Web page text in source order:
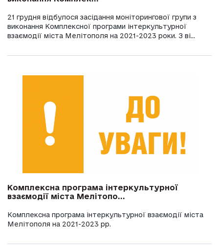
21 грудня відбулося засідання моніторингової групи з
виконання Комплексної програми інтеркультурної
взаємодії міста Мелітополя на 2021-2023 роки. З ві...
Комплексна програма інтеркультурної
взаємодії міста Мелітопо...
Комплексна програма інтеркультурної взаємодії міста
Мелітополя на 2021-2023 рр.